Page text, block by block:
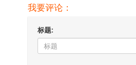
我要评论：
标题: